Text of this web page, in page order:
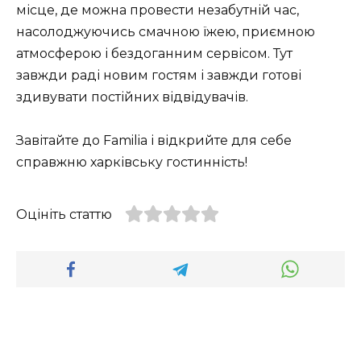
місце, де можна провести незабутній час,
насолоджуючись смачною їжею, приємною
атмосферою і бездоганним сервісом. Тут
завжди раді новим гостям і завжди готові
здивувати постійних відвідувачів.
Завітайте до Familia і відкрийте для себе
справжню харківську гостинність!
Оцініть статтю